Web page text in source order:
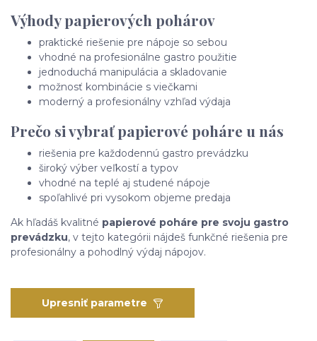
Výhody papierových pohárov
praktické riešenie pre nápoje so sebou
vhodné na profesionálne gastro použitie
jednoduchá manipulácia a skladovanie
možnosť kombinácie s viečkami
moderný a profesionálny vzhľad výdaja
Prečo si vybrať papierové poháre u nás
riešenia pre každodennú gastro prevádzku
široký výber veľkostí a typov
vhodné na teplé aj studené nápoje
spoľahlivé pri vysokom objeme predaja
Ak hľadáš kvalitné papierové poháre pre svoju gastro
prevádzku, v tejto kategórii nájdeš funkčné riešenia pre
profesionálny a pohodlný výdaj nápojov.
Upresniť parametre